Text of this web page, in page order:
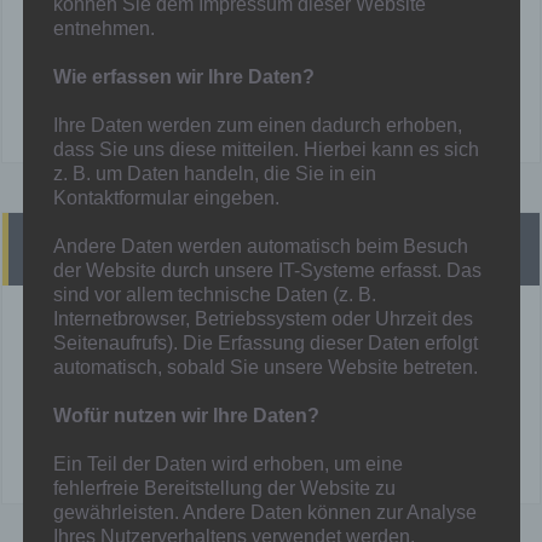
Mainka
Heutige Spiele
3M - Eintracht Walsum II
Mehr unter: Spielplan
entnehmen.
Wie erfassen wir Ihre Daten?
Ihre Daten werden zum einen dadurch erhoben,
dass Sie uns diese mitteilen. Hierbei kann es sich
z. B. um Daten handeln, die Sie in ein
Kontaktformular eingeben.
Andere Daten werden automatisch beim Besuch
der Website durch unsere IT-Systeme erfasst. Das
sind vor allem technische Daten (z. B.
Internetbrowser, Betriebssystem oder Uhrzeit des
Seitenaufrufs). Die Erfassung dieser Daten erfolgt
automatisch, sobald Sie unsere Website betreten.
Wofür nutzen wir Ihre Daten?
Ein Teil der Daten wird erhoben, um eine
fehlerfreie Bereitstellung der Website zu
gewährleisten. Andere Daten können zur Analyse
Ihres Nutzerverhaltens verwendet werden.